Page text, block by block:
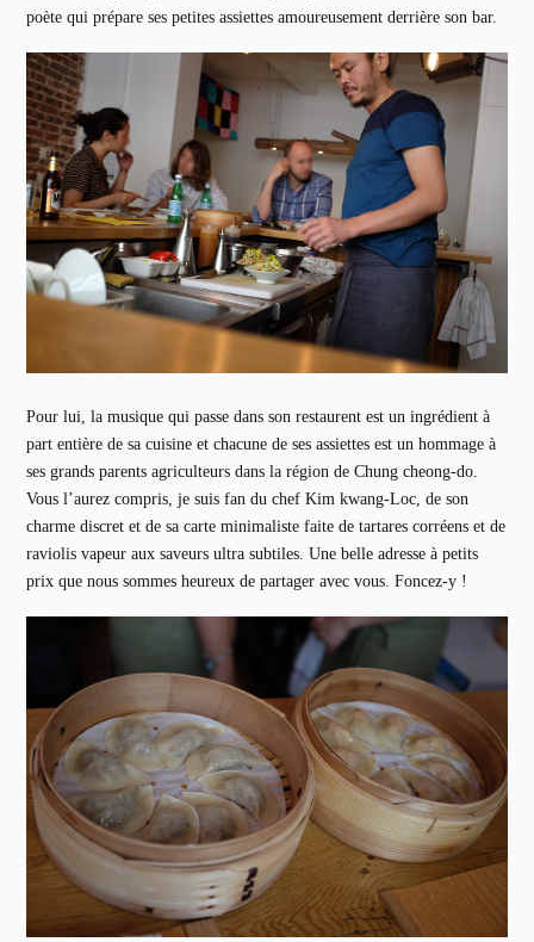
poète qui prépare ses petites assiettes amoureusement derrière son bar.
Pour lui, la musique qui passe dans son restaurent est un ingrédient à
part entière de sa cuisine et chacune de ses assiettes est un hommage à
ses grands parents agriculteurs dans la région de Chung cheong-do.
Vous l’aurez compris, je suis fan du chef Kim kwang-Loc, de son
charme discret et de sa carte minimaliste faite de tartares corréens et de
raviolis vapeur aux saveurs ultra subtiles. Une belle adresse à petits
prix que nous sommes heureux de partager avec vous. Foncez-y !